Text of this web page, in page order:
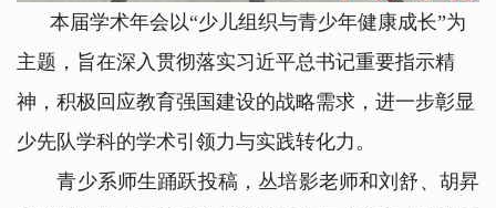
本届学术年会以“少儿组织与青少年健康成长”为
主题，旨在深入贯彻落实习近平总书记重要指示精
神，积极回应教育强国建设的战略需求，进一步彰显
少先队学科的学术引领力与实践转化力。
青少系师生踊跃投稿，丛培影老师和刘舒、胡昇